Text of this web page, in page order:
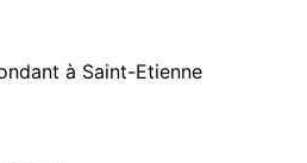
à Saint-Etienne